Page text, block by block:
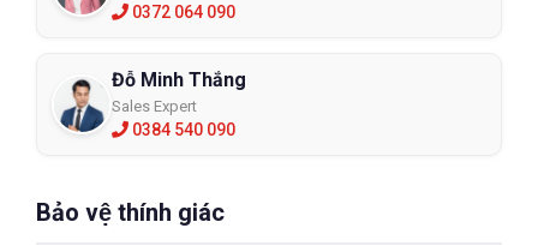
0372 064 090
Đỗ Minh Thắng
Sales Expert
0384 540 090
Bảo vệ thính giác